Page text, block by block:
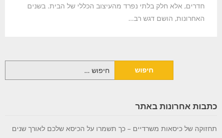
חדרים, אלא חלק בלתי נפרד מהעיצוב הכללי של הבית. בשנים
האחרונות, הושם דגש רב…
כתבות אחרונות באתר
תחזוקה של כיסאות משרדיים – כך תשמרו על הכיסא שלכם לאורך שנים